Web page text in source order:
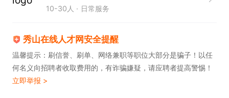
2. 拥有自有清洗工具及交通工具，能独立完成上门服
3. 熟悉服务区域（如：秀山），具备良好的地域适应
能力。
4. 具备较强的责任心和服务意识，能够接受一定的工
作压力。
10-30人 日常服务
秀山在线人才网安全提醒
温馨提示：刷信誉、刷单、网络兼职等职位大部分是骗子！以任
何名义向招聘者收取费用的，有诈骗嫌疑，请应聘者提高警惕！
立即举报 >